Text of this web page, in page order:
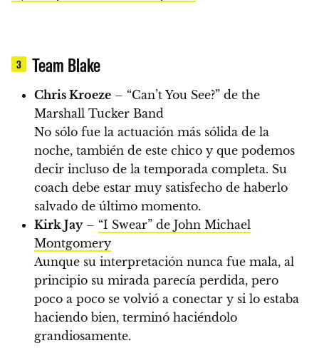
3 Team Blake
Chris Kroeze – “Can’t You See?” de the
Marshall Tucker Band
No sólo fue la actuación más sólida de la
noche, también de este chico y que podemos
decir incluso de la temporada completa. Su
coach debe estar muy satisfecho de haberlo
salvado de último momento.
Kirk Jay– “I Swear” de John Michael
Montgomery
Aunque su interpretación nunca fue mala, al
principio su mirada parecía perdida, pero
poco a poco se volvió a conectar y si lo estaba
haciendo bien, terminó haciéndolo
grandiosamente.